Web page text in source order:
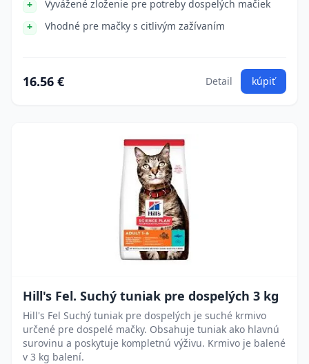
Vyvážené zloženie pre potreby dospelých mačiek
Vhodné pre mačky s citlivým zažívaním
16.56 € Detail kúpiť
Hill's Fel. Suchý tuniak pre dospelých 3 kg
Hill's Fel Suchý tuniak pre dospelých je suché krmivo
určené pre dospelé mačky. Obsahuje tuniak ako hlavnú
surovinu a poskytuje kompletnú výživu. Krmivo je balené
v 3 kg balení.